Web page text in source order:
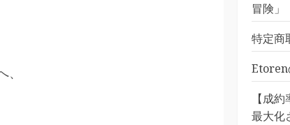
冒険」
特定商
Etoren
【成
最大化